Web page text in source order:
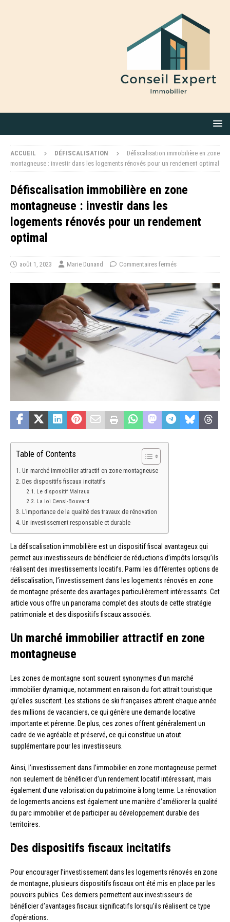
ACCUEIL DÉFISCALISATION
Défiscalisation immobilière en zone
montagneuse : investir dans les logements rénovés pour un rendement optimal
Défiscalisation immobilière en zone
montagneuse : investir dans les
logements rénovés pour un rendement
optimal
août 1, 2023 Marie Dunand Commentaires fermés
Table of Contents
Un marché immobilier attractif en zone montagneuse
Des dispositifs fiscaux incitatifs
Le dispositif Malraux
La loi Censi-Bouvard
L’importance de la qualité des travaux de rénovation
Un investissement responsable et durable
La défiscalisation immobilière est un dispositif fiscal avantageux qui
permet aux investisseurs de bénéficier de réductions d’impôts lorsqu’ils
réalisent des investissements locatifs. Parmi les différentes options de
défiscalisation, l’investissement dans les logements rénovés en zone
de montagne présente des avantages particulièrement intéressants. Cet
article vous offre un panorama complet des atouts de cette stratégie
patrimoniale et des dispositifs fiscaux associés.
Un marché immobilier attractif en zone
montagneuse
Les zones de montagne sont souvent synonymes d’un marché
immobilier dynamique, notamment en raison du fort attrait touristique
qu’elles suscitent. Les stations de ski françaises attirent chaque année
des millions de vacanciers, ce qui génère une demande locative
importante et pérenne. De plus, ces zones offrent généralement un
cadre de vie agréable et préservé, ce qui constitue un atout
supplémentaire pour les investisseurs.
Ainsi, l’investissement dans l’immobilier en zone montagneuse permet
non seulement de bénéficier d’un rendement locatif intéressant, mais
également d’une valorisation du patrimoine à long terme. La rénovation
de logements anciens est également une manière d’améliorer la qualité
du parc immobilier et de participer au développement durable des
territoires.
Des dispositifs fiscaux incitatifs
Pour encourager l’investissement dans les logements rénovés en zone
de montagne, plusieurs dispositifs fiscaux ont été mis en place par les
pouvoirs publics. Ces derniers permettent aux investisseurs de
bénéficier d’avantages fiscaux significatifs lorsqu’ils réalisent ce type
d’opérations.